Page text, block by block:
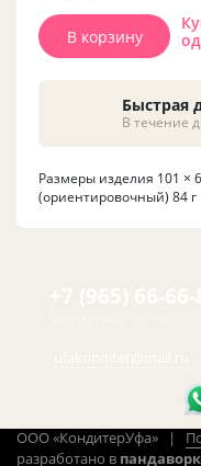
В корзину
Быстрая
В течение
Размеры изделия 101 ×
(ориентировочный) 84 г
ООО «КондитерУфа» |
разработано в